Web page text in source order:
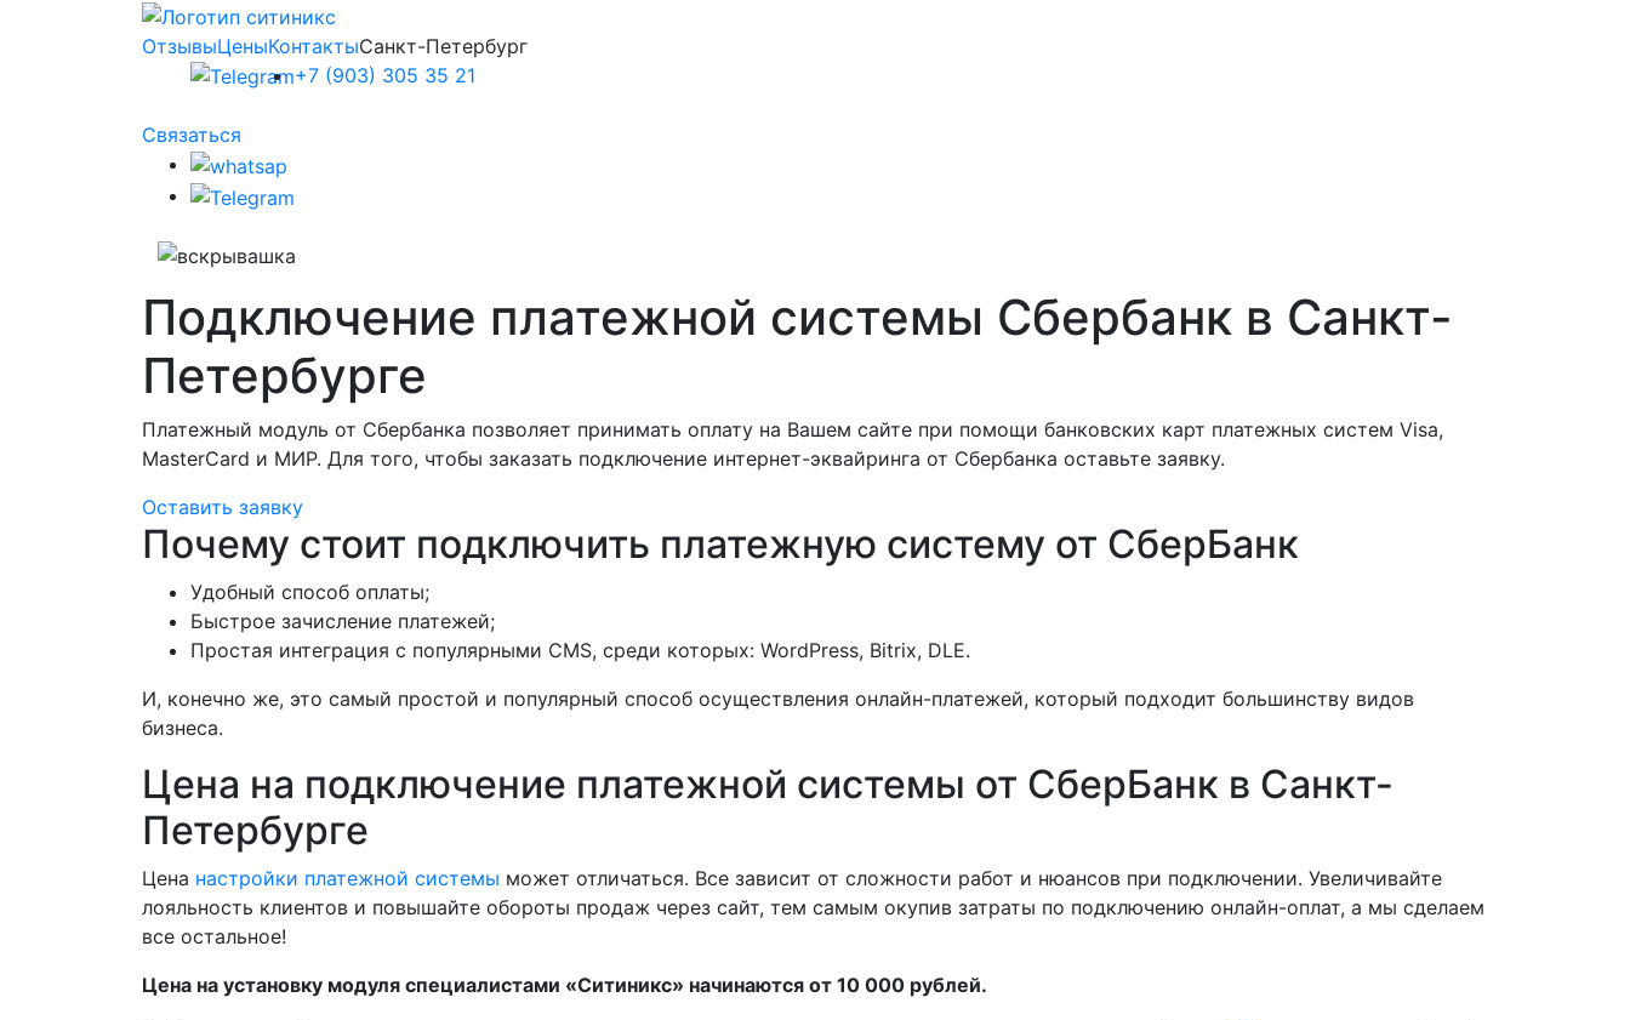
ОтзывыЦеныКонтактыСанкт-Петербург
+7 (903) 305 35 21
Связаться
Подключение платежной системы Сбербанк в Санкт-
Петербурге
Платежный модуль от Сбербанка позволяет принимать оплату на Вашем сайте при помощи банковских карт платежных систем Visa,
MasterCard и МИР. Для того, чтобы заказать подключение интернет-эквайринга от Сбербанка оставьте заявку.
Оставить заявку
Почему стоит подключить платежную систему от СберБанк
Удобный способ оплаты;
Быстрое зачисление платежей;
Простая интеграция с популярными CMS, среди которых: WordPress, Bitrix, DLE.
И, конечно же, это самый простой и популярный способ осуществления онлайн-платежей, который подходит большинству видов
бизнеса.
Цена на подключение платежной системы от СберБанк в Санкт-
Петербурге
Цена настройки платежной системы может отличаться. Все зависит от сложности работ и нюансов при подключении. Увеличивайте
лояльность клиентов и повышайте обороты продаж через сайт, тем самым окупив затраты по подключению онлайн-оплат, а мы сделаем
все остальное!
Цена на установку модуля специалистами «Ситиникс» начинаются от 10 000 рублей.